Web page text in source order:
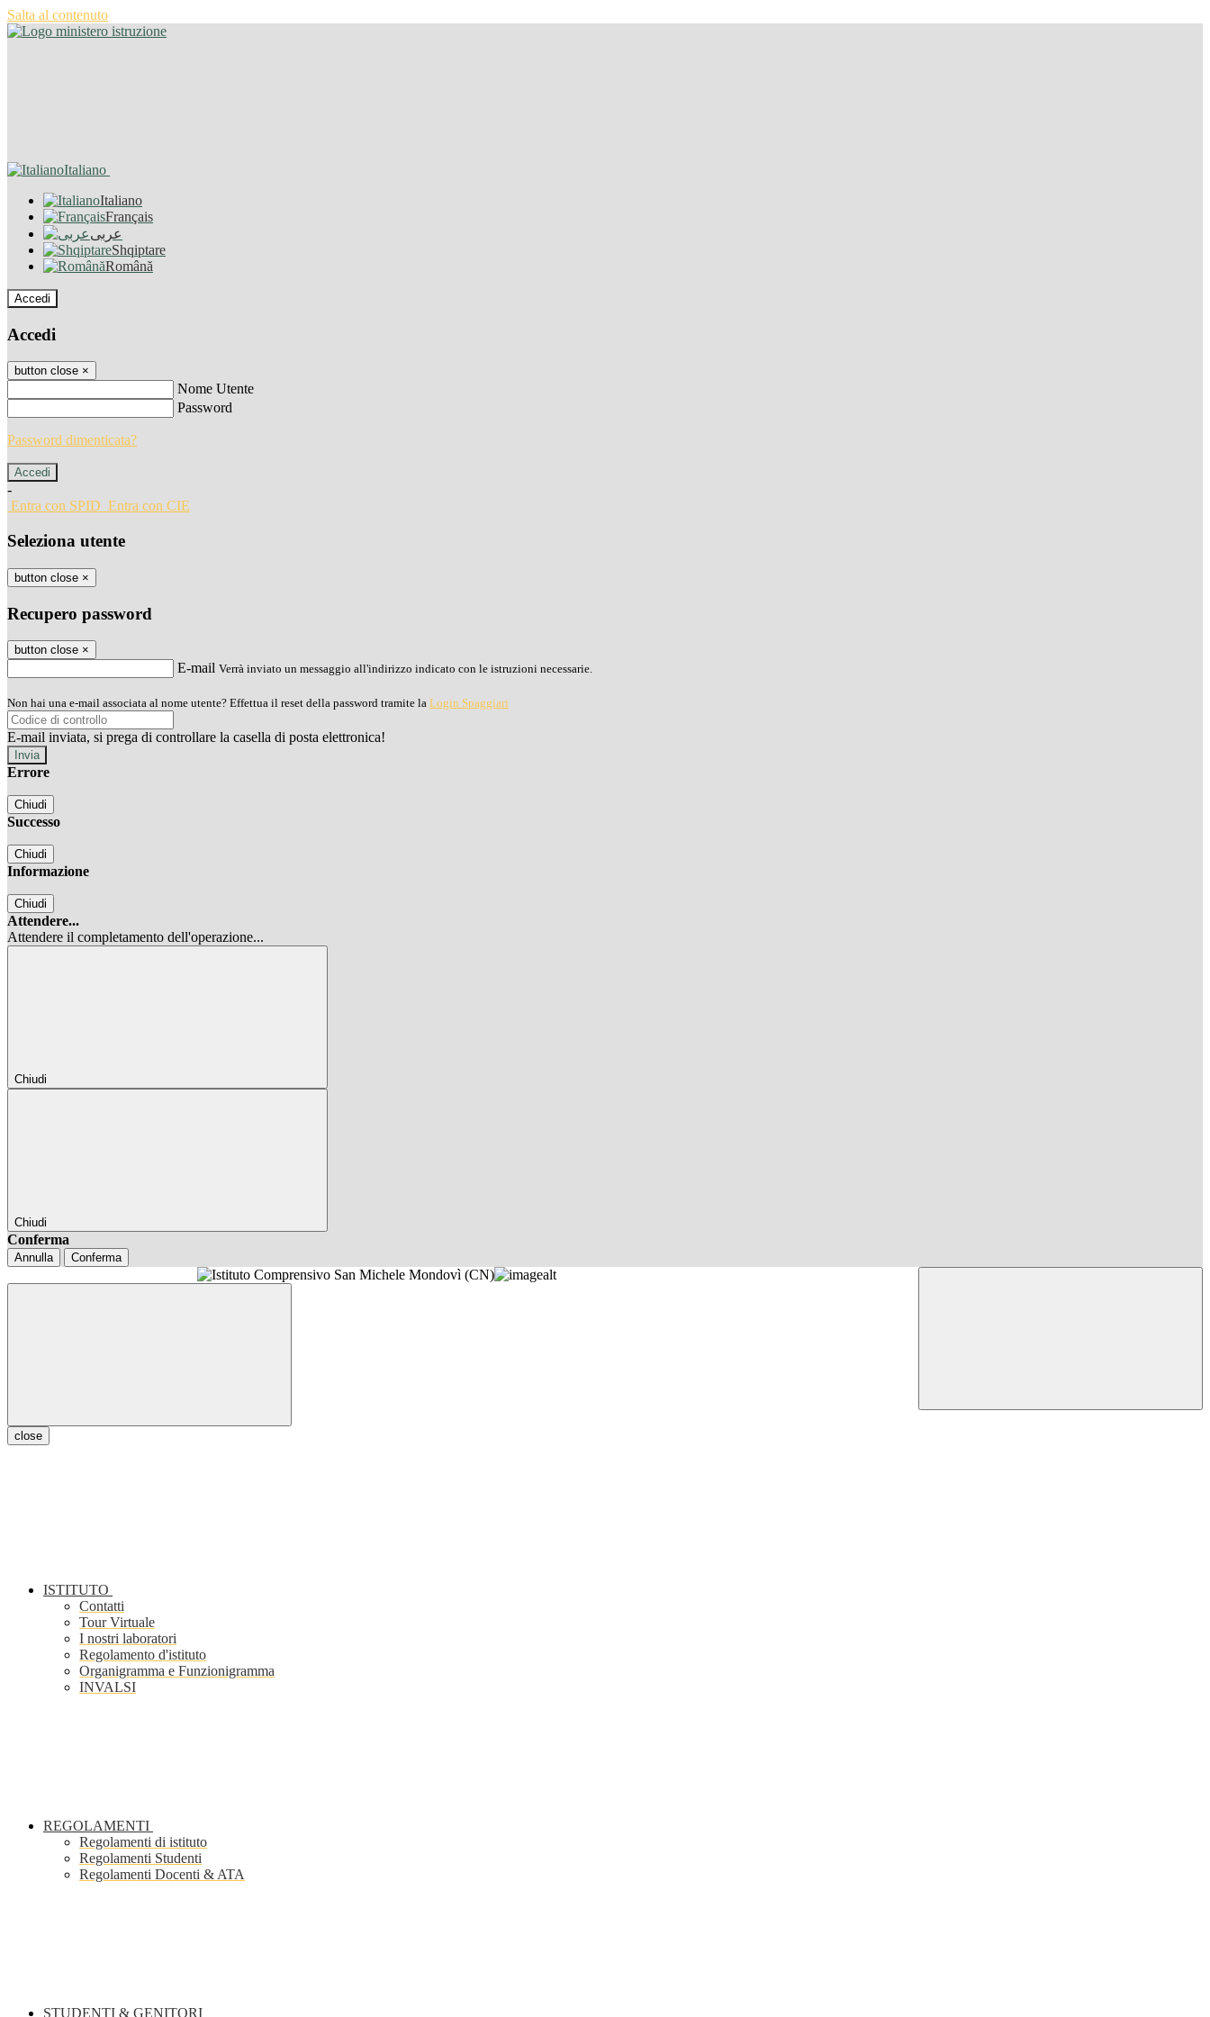
Salta al contenuto
Italiano
Italiano
Français
عربى
Shqiptare
Română
Accedi
Accedi
button close ×
Nome Utente
Password
Password dimenticata?
-
Entra con SPID Entra con CIE
Seleziona utente
button close ×
Recupero password
button close ×
E-mail Verrà inviato un messaggio all'indirizzo indicato con le istruzioni necessarie.
Non hai una e-mail associata al nome utente? Effettua il reset della password tramite la Login Spaggiari
E-mail inviata, si prega di controllare la casella di posta elettronica!
Errore
Chiudi
Successo
Chiudi
Informazione
Chiudi
Attendere...
Attendere il completamento dell'operazione...
Chiudi
Chiudi
Conferma
Annulla Conferma
close
ISTITUTO
Contatti
Tour Virtuale
I nostri laboratori
Regolamento d'istituto
Organigramma e Funzionigramma
INVALSI
REGOLAMENTI
Regolamenti di istituto
Regolamenti Studenti
Regolamenti Docenti & ATA
STUDENTI & GENITORI